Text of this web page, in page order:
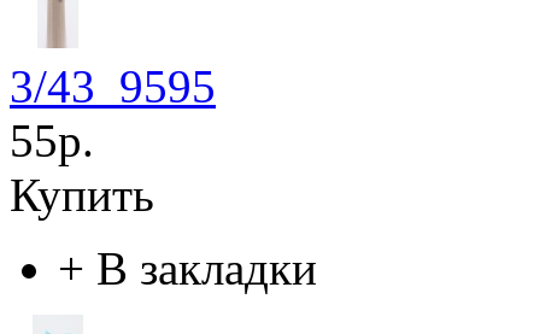
3/43_9595
55р.
Купить
+ В закладки